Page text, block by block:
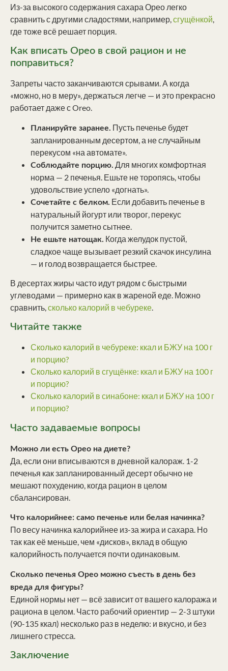
Из-за высокого содержания сахара Орео легко
сравнить с другими сладостями, например,сгущёнкой,
где тоже всё решает порция.
Как вписать Орео в свой рацион и не
поправиться?
Запреты часто заканчиваются срывами. А когда
«можно, но в меру», держаться легче — и это прекрасно
работает даже с Oreo.
Планируйте заранее. Пусть печенье будет
запланированным десертом, а не случайным
перекусом «на автомате».
Соблюдайте порцию. Для многих комфортная
норма — 2 печенья. Ешьте не торопясь, чтобы
удовольствие успело «догнать».
Сочетайте с белком. Если добавить печенье в
натуральный йогурт или творог, перекус
получится заметно сытнее.
Не ешьте натощак. Когда желудок пустой,
сладкое чаще вызывает резкий скачок инсулина
— и голод возвращается быстрее.
В десертах жиры часто идут рядом с быстрыми
углеводами — примерно как в жареной еде. Можно
сравнить,сколько калорий в чебуреке.
Читайте также
Сколько калорий в чебуреке: ккал и БЖУ на 100 г
и порцию?
Сколько калорий в сгущёнке: ккал и БЖУ на 100 г
и порцию?
Сколько калорий в синабоне: ккал и БЖУ на 100 г
и порцию?
Часто задаваемые вопросы
Можно ли есть Орео на диете?
Да, если они вписываются в дневной калораж. 1-2
печенья как запланированный десерт обычно не
мешают похудению, когда рацион в целом
сбалансирован.
Что калорийнее: само печенье или белая начинка?
По весу начинка калорийнее из-за жира и сахара. Но
так как её меньше, чем «дисков», вклад в общую
калорийность получается почти одинаковым.
Сколько печенья Орео можно съесть в день без
вреда для фигуры?
Единой нормы нет — всё зависит от вашего калоража и
рациона в целом. Часто рабочий ориентир — 2-3 штуки
(90-135 ккал) несколько раз в неделю: и вкусно, и без
лишнего стресса.
Заключение